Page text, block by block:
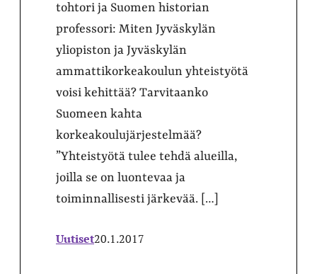
tohtori ja Suomen historian
professori: Miten Jyväskylän
yliopiston ja Jyväskylän
ammattikorkeakoulun yhteistyötä
voisi kehittää? Tarvitaanko
Suomeen kahta
korkeakoulujärjestelmää?
”Yhteistyötä tulee tehdä alueilla,
joilla se on luontevaa ja
toiminnallisesti järkevää. […]
Uutiset20.1.2017